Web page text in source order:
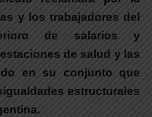
y los trabajadores del
de salarios y
de salud y las
en su conjunto que
estructurales